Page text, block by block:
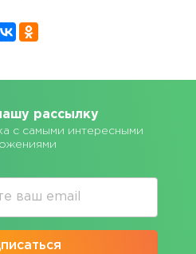
рассылку
с самыми интересными